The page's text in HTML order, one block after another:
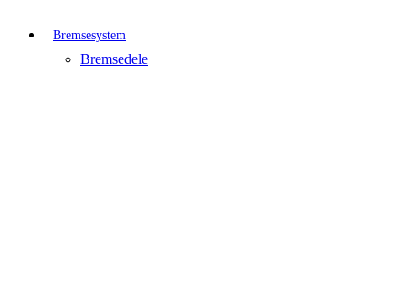
Bremsesystem
Bremsedele